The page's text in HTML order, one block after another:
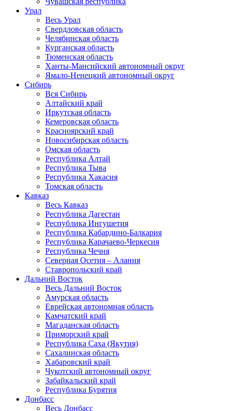
Урал
Весь Урал
Свердловская область
Челябинская область
Курганская область
Тюменская область
Ханты-Мансийский автономный округ
Ямало-Ненецкий автономный округ
Сибирь
Вся Сибирь
Алтайский край
Иркутская область
Кемеровская область
Красноярский край
Новосибирская область
Омская область
Республика Алтай
Республика Тыва
Республика Хакасия
Томская область
Кавказ
Весь Кавказ
Республика Дагестан
Республика Ингушетия
Республика Кабардино-Балкария
Республика Карачаево-Черкесия
Республика Чечня
Северная Осетия – Алания
Ставропольский край
Дальний Восток
Весь Дальний Восток
Амурская область
Еврейская автономная область
Камчатский край
Магаданская область
Приморский край
Республика Саха (Якутия)
Сахалинская область
Хабаровский край
Чукотский автономный округ
Забайкальский край
Республика Бурятия
Донбасс
Весь Донбасс